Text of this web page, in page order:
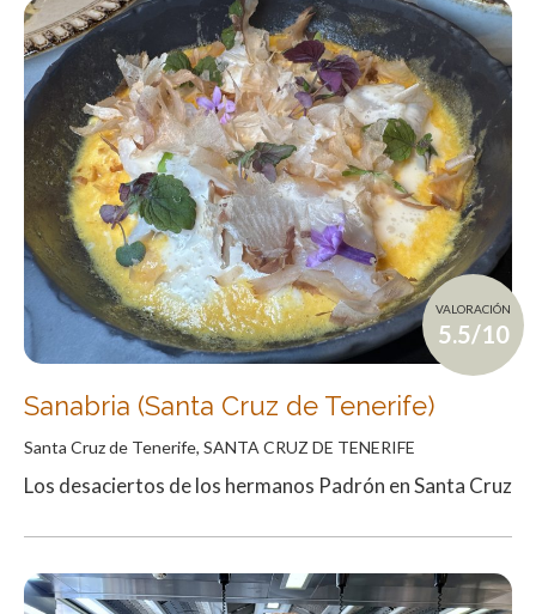
VALORACIÓN
5.5/10
Sanabria (Santa Cruz de Tenerife)
Santa Cruz de Tenerife, SANTA CRUZ DE TENERIFE
Los desaciertos de los hermanos Padrón en Santa Cruz